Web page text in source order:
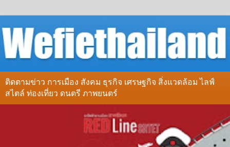
ติดตามข่าว การเมือง สังคม ธุรกิจ เศรษฐกิจ สิ่งแวดล้อม ไลฟ์
สไตล์ ท่องเที่ยว ดนตรี ภาพยนตร์